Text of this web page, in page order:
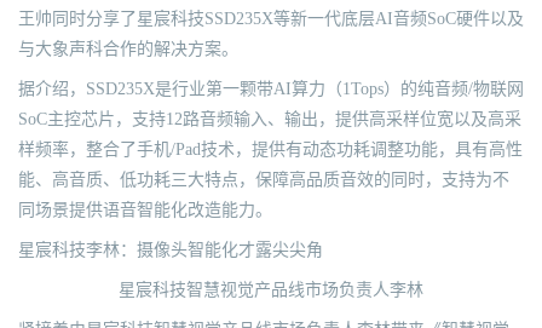
王帅同时分享了星宸科技SSD235X等新一代底层AI音频SoC硬件以及
与大象声科合作的解决方案。
据介绍，SSD235X是行业第一颗带AI算力（1Tops）的纯音频/物联网
SoC主控芯片，支持12路音频输入、输出，提供高采样位宽以及高采
样频率，整合了手机/Pad技术，提供有动态功耗调整功能，具有高性
能、高音质、低功耗三大特点，保障高品质音效的同时，支持为不
同场景提供语音智能化改造能力。
星宸科技李林：摄像头智能化才露尖尖角
星宸科技智慧视觉产品线市场负责人李林